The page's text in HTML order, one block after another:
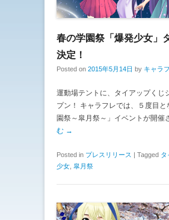
春の学園祭「爆発少女」
決定！
Posted on 2015年5月14日 by キャラ
運動場テントに、タイアップくじ
プン！ キャラフレでは、５度目と
園祭～皐月祭～」イベントが開催
む →
Posted in プレスリリース | Tagged タ
少女 皐月祭